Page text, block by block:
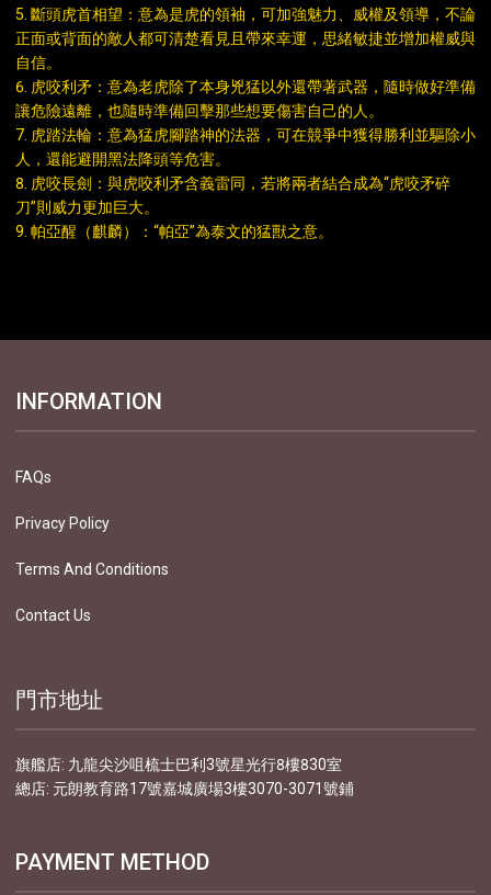
5. 斷頭虎首相望：意為是虎的領袖，可加強魅力、威權及領導，不論
正面或背面的敵人都可清楚看見且帶來幸運，思緒敏捷並增加權威與
自信。
6. 虎咬利矛：意為老虎除了本身兇猛以外還帶著武器，隨時做好準備
讓危險遠離，也隨時準備回擊那些想要傷害自己的人。
7. 虎踏法輪：意為猛虎腳踏神的法器，可在競爭中獲得勝利並驅除小
人，還能避開黑法降頭等危害。
8. 虎咬長劍：與虎咬利矛含義雷同，若將兩者結合成為“虎咬矛碎
刀”則威力更加巨大。
9. 帕亞醒（麒麟）：“帕亞”為泰文的猛獸之意。
INFORMATION
FAQs
Privacy Policy
Terms And Conditions
Contact Us
門市地址
旗艦店: 九龍尖沙咀梳士巴利3號星光行8樓830室
總店: 元朗教育路17號嘉城廣場3樓3070-3071號鋪
PAYMENT METHOD